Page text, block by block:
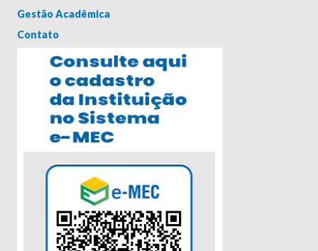
Gestão Acadêmica
Contato